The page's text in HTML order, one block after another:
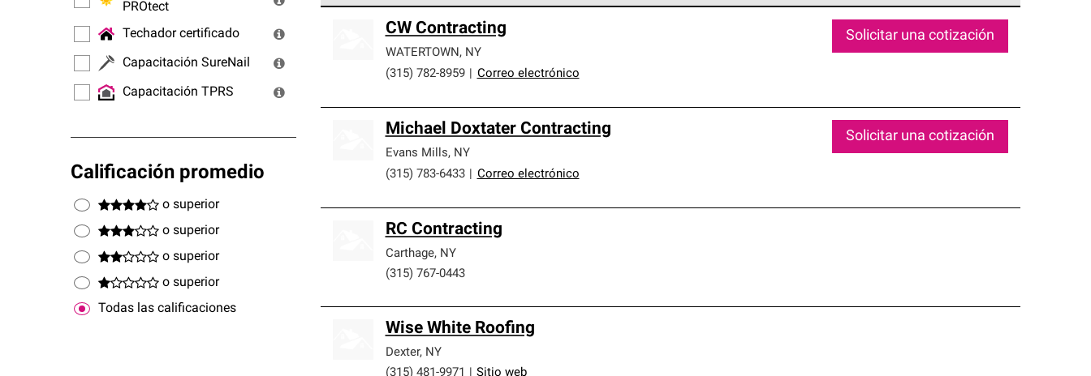
PROtect
Techador certificado
Capacitación SureNail
Capacitación TPRS
Calificación promedio
o superior
o superior
o superior
o superior
Todas las calificaciones
cumplen con altos estándares y requisitos estrictos de profesionalismo y confiabilidad.
CW Contracting
WATERTOWN , NY
(315) 782-8959
Correo electrónico
Solicitar una cotización
Michael Doxtater Contracting
Evans Mills, NY
(315) 783-6433
Correo electrónico
Solicitar una cotización
RC Contracting
Carthage, NY
(315) 767-0443
Wise White Roofing
Dexter, NY
(315) 481-9971
Sitio web